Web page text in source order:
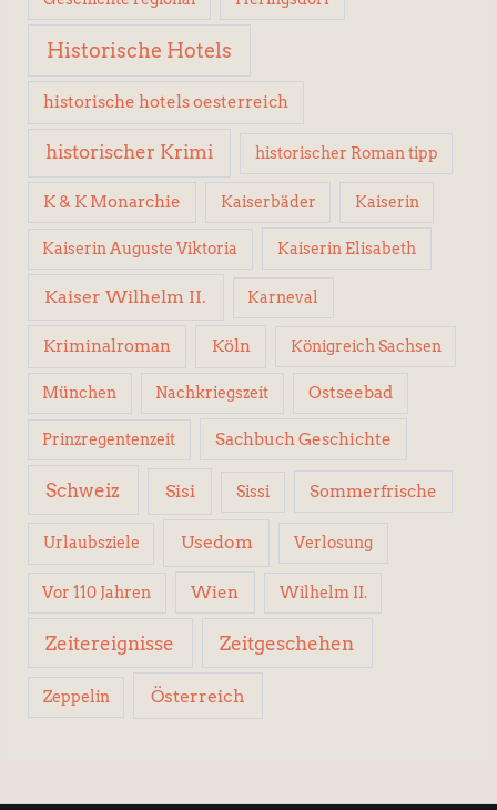
Historische Hotels
historische hotels oesterreich
historischer Krimi historischer Roman tipp
K & K Monarchie Kaiserbäder Kaiserin
Kaiserin Auguste Viktoria Kaiserin Elisabeth
Kaiser Wilhelm II. Karneval
Kriminalroman Köln Königreich Sachsen
München Nachkriegszeit Ostseebad
Prinzregentenzeit Sachbuch Geschichte
Schweiz Sisi Sissi Sommerfrische
Urlaubsziele Usedom Verlosung
Vor 110 Jahren Wien Wilhelm II.
Zeitereignisse Zeitgeschehen
Zeppelin Österreich